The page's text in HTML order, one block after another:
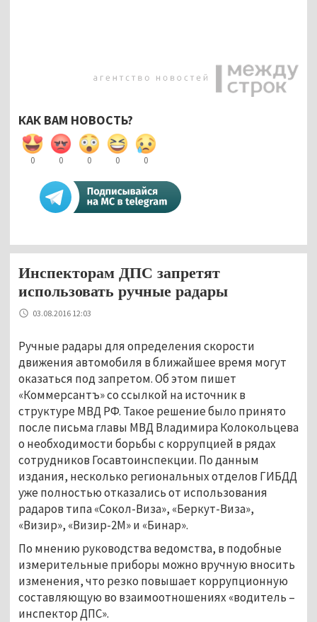
КАК ВАМ НОВОСТЬ?
0 0 0 0 0
Инспекторам ДПС запретят
использовать ручные радары
03.08.2016 12:03
Ручные радары для определения скорости
движения автомобиля в ближайшее время могут
оказаться под запретом. Об этом пишет
«Коммерсантъ» со ссылкой на источник в
структуре МВД РФ. Такое решение было принято
после письма главы МВД Владимира Колокольцева
о необходимости борьбы с коррупцией в рядах
сотрудников Госавтоинспекции. По данным
издания, несколько региональных отделов ГИБДД
уже полностью отказались от использования
радаров типа «Сокол-Виза», «Беркут-Виза»,
«Визир», «Визир-2М» и «Бинар».
По мнению руководства ведомства, в подобные
измерительные приборы можно вручную вносить
изменения, что резко повышает коррупционную
составляющую во взаимоотношениях «водитель –
инспектор ДПС».